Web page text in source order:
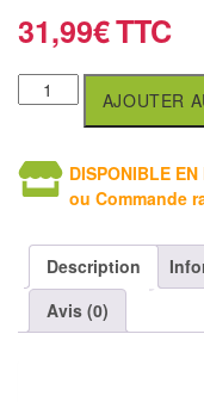
Echiquier
pour
aveugles
d'échecs
Livres
en
anglais
31,99€
AJOUTER
DISPONIBLE
ou Commande
Description
Avis (0)